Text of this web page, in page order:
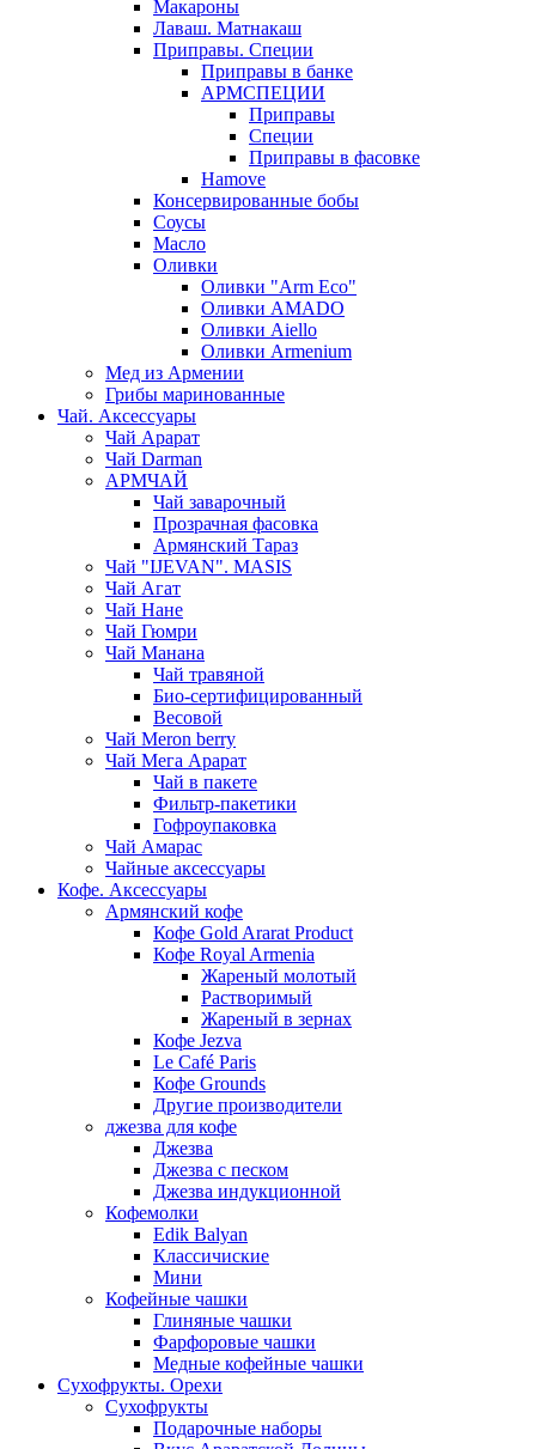
Макароны
Лаваш. Матнакаш
Приправы. Специи
Приправы в банке
АРМСПЕЦИИ
Приправы
Специи
Приправы в фасовке
Hamove
Консервированные бобы
Соусы
Масло
Оливки
Оливки "Arm Eco"
Оливки AMADO
Оливки Aiello
Оливки Armenium
Мед из Армении
Грибы маринованные
Чай. Аксессуары
Чай Арарат
Чай Darman
АРМЧАЙ
Чай заварочный
Прозрачная фасовка
Армянский Тараз
Чай "IJEVAN". MASIS
Чай Агат
Чай Нане
Чай Гюмри
Чай Манана
Чай травяной
Био-сертифицированный
Весовой
Чай Meron berry
Чай Мега Арарат
Чай в пакете
Фильтр-пакетики
Гофроупаковка
Чай Амарас
Чайные аксессуары
Кофе. Аксессуары
Армянский кофе
Кофе Gold Ararat Product
Кофе Royal Armenia
Жареный молотый
Растворимый
Жареный в зернах
Кофе Jezva
Le Café Paris
Кофе Grounds
Другие производители
джезва для кофе
Джезва
Джезва с песком
Джезва индукционной
Кофемолки
Edik Balyan
Классичиские
Мини
Кофейные чашки
Глиняные чашки
Фарфоровые чашки
Медные кофейные чашки
Сухофрукты. Орехи
Сухофрукты
Подарочные наборы